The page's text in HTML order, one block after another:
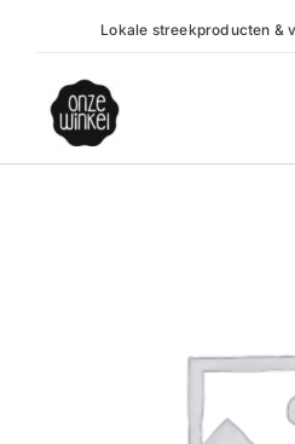
inhoud
Lokale streekproducten &